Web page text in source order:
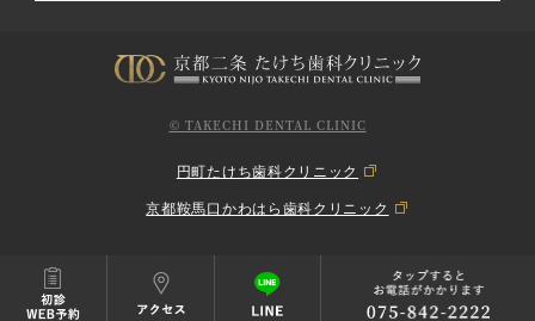
© TAKECHI DENTAL CLINIC
円町たけち歯科クリニック
京都鞍馬口かわはら歯科クリニック